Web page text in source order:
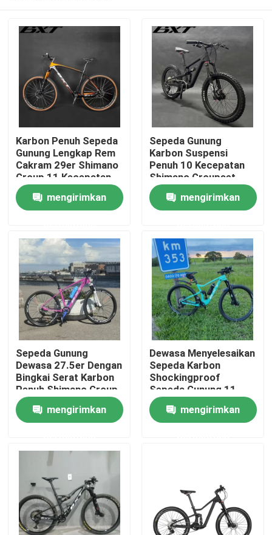
Rumah
Tentang Kami
Tur Pabrik
Kontrol Kualitas
Hubungi Kami
Minta Kutipan
Sepeda Gunung Karbon
Sepeda Jalan Karbon
Rangka Sepeda Gunung Karbon
Karbon Penuh Sepeda
Gunung Lengkap Rem
Cakram 29er Shimano
Group 11 Kecepatan
mengirimkan
Sepeda Gunung
Karbon Suspensi
Penuh 10 Kecepatan
Shimano Groupset
Untuk Anak-Anak
mengirimkan
Sepeda Gunung
Dewasa 27.5er Dengan
Bingkai Serat Karbon
Penuh Shimano Group
Set 27.5
mengirimkan
Dewasa Menyelesaikan
Sepeda Karbon
Shockingproof
Sepeda Gunung 11
Kecepatan
mengirimkan